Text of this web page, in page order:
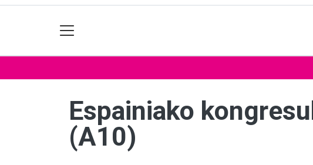
Espainiako
(A10)